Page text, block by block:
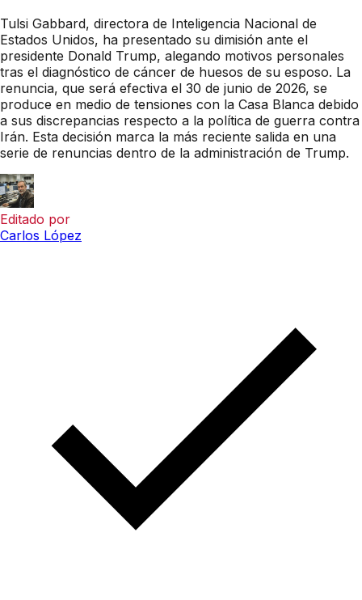
Tulsi Gabbard, directora de Inteligencia Nacional de
Estados Unidos, ha presentado su dimisión ante el
presidente Donald Trump, alegando motivos personales
tras el diagnóstico de cáncer de huesos de su esposo. La
renuncia, que será efectiva el 30 de junio de 2026, se
produce en medio de tensiones con la Casa Blanca debido
a sus discrepancias respecto a la política de guerra contra
Irán. Esta decisión marca la más reciente salida en una
serie de renuncias dentro de la administración de Trump.
Editado por
Carlos López